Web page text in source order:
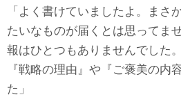
「よく書けていましたよ。まさ
たいなものが届くとは思ってま
報はひとつもありませんでした
『戦略の理由』や『ご褒美の内
た」